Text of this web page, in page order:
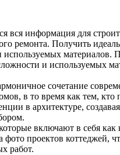
информация для
ремонта. Получить
используемых
и используемых
сочетание
в то время как тем,
в архитектуре,
включают в себя
проектов коттеджей,
работ.